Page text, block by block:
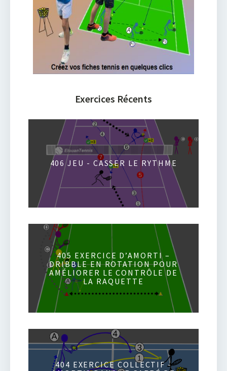
Exercices Récents
406 JEU - CASSER LE RYTHME
405 EXERCICE D’AMORTI –
DRIBBLE EN ROTATION POUR
AMÉLIORER LE CONTRÔLE DE
LA RAQUETTE
404 EXERCICE COLLECTIF -